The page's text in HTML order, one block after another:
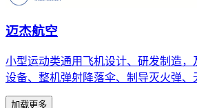
迈杰航空
小型运动类通用飞机设计、研发制造
设备、整机弹射降落伞、制导灭火弹
加载更多